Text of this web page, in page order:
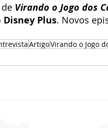
de Virando o Jogo dos
Disney Plus. Novos
ArtigoVirando o Jogo